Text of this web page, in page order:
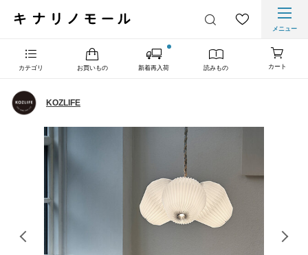
メニュー
カテゴリ お買いもの 新着再入荷 読みもの カート
KOZLIFE